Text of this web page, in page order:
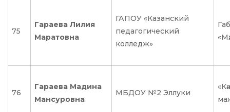
75
Гараева Лилия
Маратовна
ГАПОУ «Казанский
педагогический
колледж»
76
Гараева Мадина
Мансуровна
МБДОУ №2 Эллуки